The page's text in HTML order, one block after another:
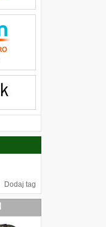
Dodaj tag